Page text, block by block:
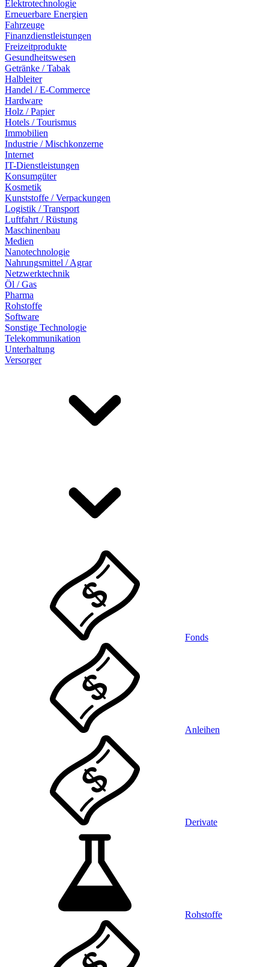
Elektrotechnologie
Erneuerbare Energien
Fahrzeuge
Finanzdienstleistungen
Freizeitprodukte
Gesundheitswesen
Getränke / Tabak
Halbleiter
Handel / E-Commerce
Hardware
Holz / Papier
Hotels / Tourismus
Immobilien
Industrie / Mischkonzerne
Internet
IT-Dienstleistungen
Konsumgüter
Kosmetik
Kunststoffe / Verpackungen
Logistik / Transport
Luftfahrt / Rüstung
Maschinenbau
Medien
Nanotechnologie
Nahrungsmittel / Agrar
Netzwerktechnik
Öl / Gas
Pharma
Rohstoffe
Software
Sonstige Technologie
Telekommunikation
Unterhaltung
Versorger
Fonds
Anleihen
Derivate
Rohstoffe